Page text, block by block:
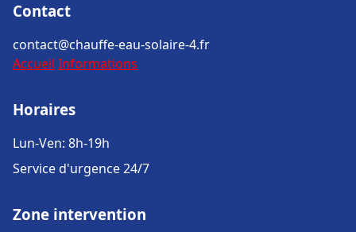
Contact
contact@chauffe-eau-solaire-4.fr
Accueil Informations
Horaires
Lun-Ven: 8h-19h
Service d'urgence 24/7
Zone intervention